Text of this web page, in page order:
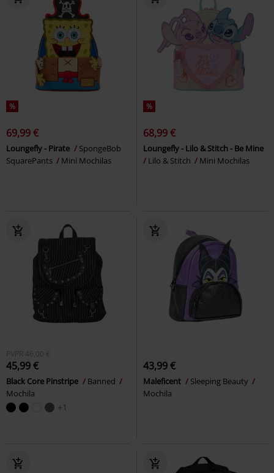
%
69,99 €
Loungefly - Pirate
SpongeBob
SquarePants
Mini Mochilas
%
68,99 €
Loungefly - Lilo & Stitch - Be Mine
Lilo & Stitch
Mini Mochilas
PVPR 46,00 €
45,99 €
Black Core Pinstripe
Banned
Mochila
+1
43,99 €
Maleficent
Sleeping Beauty
Mochila